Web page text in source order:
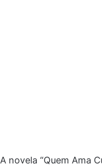
A novela “Quem Ama